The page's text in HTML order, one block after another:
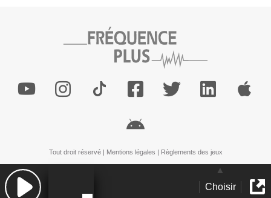
Choisir
Tout droit réservé | Mentions légales | Règlements des jeux